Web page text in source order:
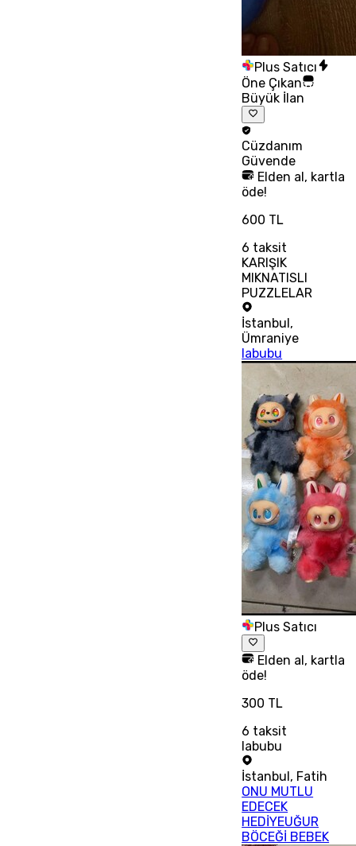
Plus Satıcı
Öne Çıkan
Büyük İlan
Cüzdanım
Güvende
Elden al, kartla
öde!
600 TL
6 taksit
KARIŞIK
MIKNATISLI
PUZZLELAR
İstanbul,
Ümraniye
labubu
Plus Satıcı
Elden al, kartla
öde!
300 TL
6 taksit
labubu
İstanbul , Fatih
ONU MUTLU
EDECEK
HEDİYEUĞUR
BÖCEĞİ BEBEK